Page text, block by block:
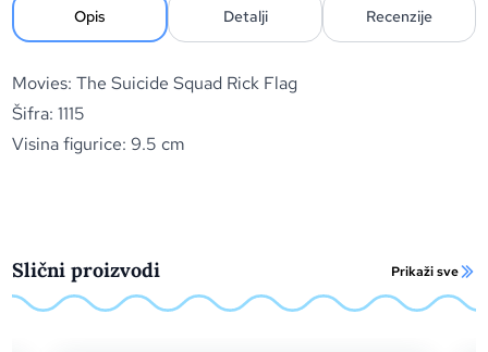
Opis Detalji Recenzije
Movies: The Suicide Squad Rick Flag
Šifra: 1115
Visina figurice: 9.5 cm
Slični proizvodi Prikaži sve